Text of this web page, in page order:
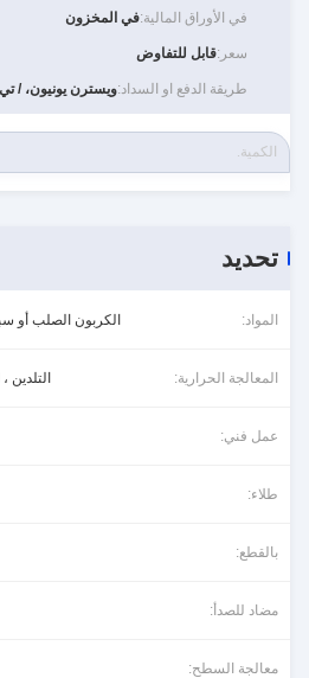
في الأوراق المالية:في المخزون
سعر:قابل للتفاوض
طريقة الدفع او السداد:ويسترن يونيون، /
تحديد
المواد: الكربون الصلب أو
المعالجة الحرارية: التلدين
عمل فني:
طلاء:
بالقطع:
مضاد للصدأ:
معالجة السطح: